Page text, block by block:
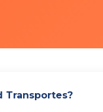
Transportes?